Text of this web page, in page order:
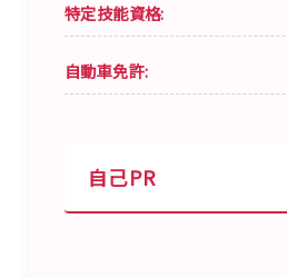
特定技能資格:
自動車免許:
自己PR